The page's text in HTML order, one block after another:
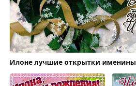
Илоне лучшие открытки именины